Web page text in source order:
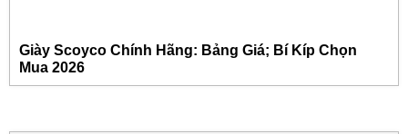
Giày Scoyco Chính Hãng: Bảng Giá; Bí Kíp Chọn
Mua 2026